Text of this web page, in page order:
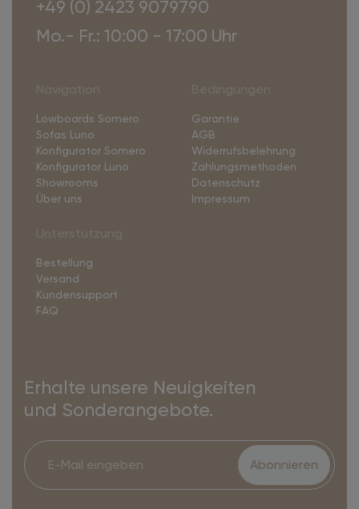
+49 (0) 2423 9079790
Mo.- Fr.: 10:00 - 17:00 Uhr
Lowboards Somero
Sofas Luno
Konfigurator Somero
Konfigurator Luno
Showrooms
Über uns
Garantie
AGB
Widerrufsbelehrung
Zahlungsmethoden
Datenschutz
Impressum
Bestellung
Versand
Kundensupport
FAQ
Erhalte unsere Neuigkeiten
und Sonderangebote.
Abonnieren